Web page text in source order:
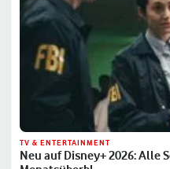
TV & ENTERTAINMENT
Neu auf Disney+ 2026: Alle